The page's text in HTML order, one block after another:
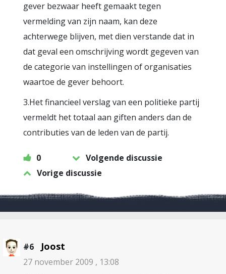
gever bezwaar heeft gemaakt tegen
vermelding van zijn naam, kan deze
achterwege blijven, met dien verstande dat in
dat geval een omschrijving wordt gegeven van
de categorie van instellingen of organisaties
waartoe de gever behoort.
3.Het financieel verslag van een politieke partij
vermeldt het totaal aan giften anders dan de
contributies van de leden van de partij.
0
Volgende discussie
Vorige discussie
#6 Joost
27 november 2009 , 13:08